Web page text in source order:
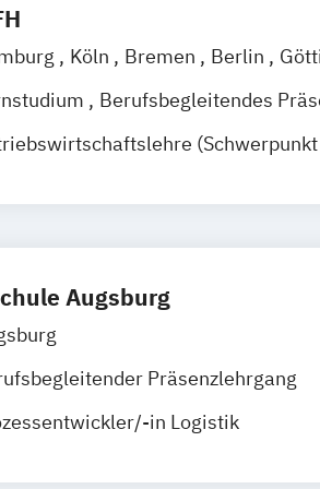
Köln Bremen Berlin
am Main
Leipzig München
Berufsbegleitendes
und Supply Chain Management
Funktionsbereiche:
und Steuerung
logistischer Netzwerke
und Logistikrecht
Augsburg
Präsenzlehrgang
in Logistik